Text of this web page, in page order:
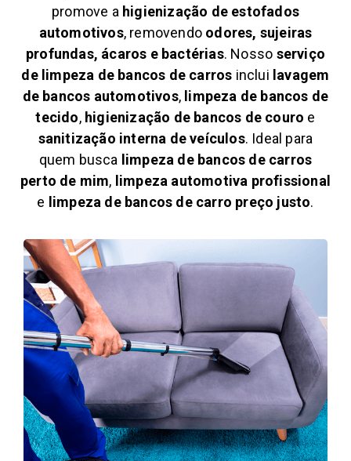
promove a higienização de estofados
automotivos, removendo odores, sujeiras
profundas, ácaros e bactérias. Nosso serviço
de limpeza de bancos de carros inclui lavagem
de bancos automotivos, limpeza de bancos de
tecido, higienização de bancos de couro e
sanitização interna de veículos. Ideal para
quem busca limpeza de bancos de carros
perto de mim, limpeza automotiva profissional
e limpeza de bancos de carro preço justo.